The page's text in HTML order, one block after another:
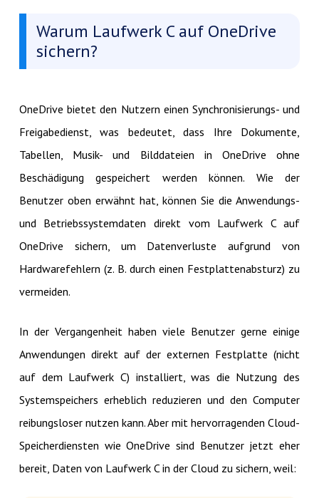
Warum Laufwerk C auf OneDrive
sichern?
OneDrive bietet den Nutzern einen Synchronisierungs- und
Freigabedienst, was bedeutet, dass Ihre Dokumente,
Tabellen, Musik- und Bilddateien in OneDrive ohne
Beschädigung gespeichert werden können. Wie der
Benutzer oben erwähnt hat, können Sie die Anwendungs-
und Betriebssystemdaten direkt vom Laufwerk C auf
OneDrive sichern, um Datenverluste aufgrund von
Hardwarefehlern (z. B. durch einen Festplattenabsturz) zu
vermeiden.
In der Vergangenheit haben viele Benutzer gerne einige
Anwendungen direkt auf der externen Festplatte (nicht
auf dem Laufwerk C) installiert, was die Nutzung des
Systemspeichers erheblich reduzieren und den Computer
reibungsloser nutzen kann. Aber mit hervorragenden Cloud-
Speicherdiensten wie OneDrive sind Benutzer jetzt eher
bereit, Daten von Laufwerk C in der Cloud zu sichern, weil: